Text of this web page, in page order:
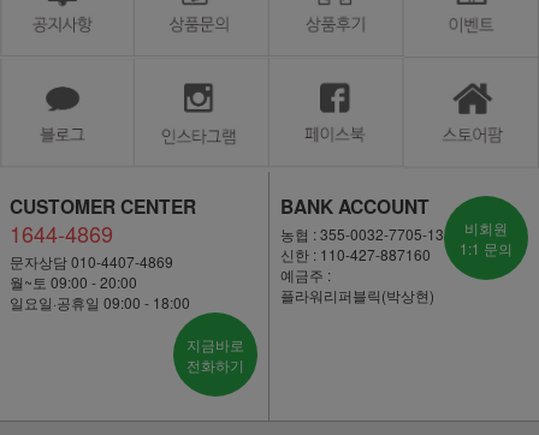
CUSTOMER CENTER
1644-4869
문자상담 010-4407-4869
월~토 09:00 - 20:00
일요일·공휴일 09:00 - 18:00
지금바로
전화하기
BANK ACCOUNT
농협 : 355-0032-7705-13
신한 : 110-427-887160
예금주 :
플라워리퍼블릭(박상현)
비회원
1:1 문의